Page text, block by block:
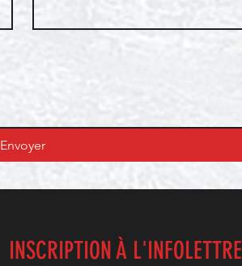
Envoyer
INSCRIPTION À L'INFOLETTRE